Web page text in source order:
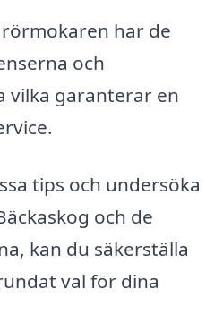
har de
och
vilka garanterar en
tips och undersöka
och de
kan du säkerställa
val för dina